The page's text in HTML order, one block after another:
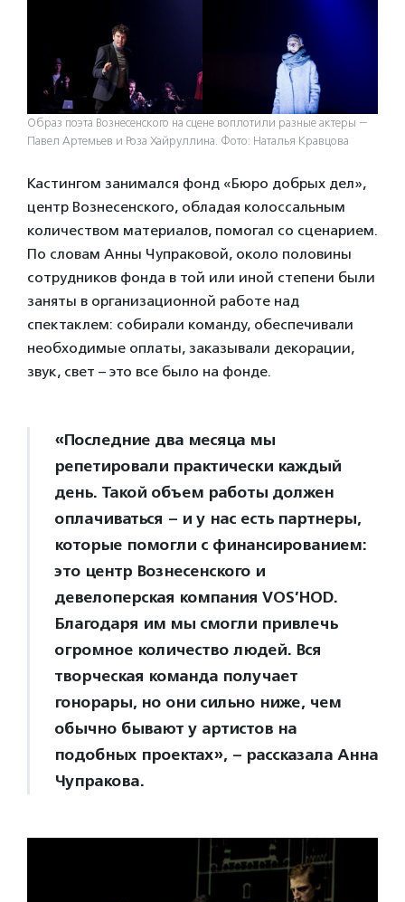
Образ поэта Вознесенского на сцене воплотили разные актеры —
Павел Артемьев и Роза Хайруллина. Фото: Наталья Кравцова
Кастингом занимался фонд «Бюро добрых дел»,
центр Вознесенского, обладая колоссальным
количеством материалов, помогал со сценарием.
По словам Анны Чупраковой, около половины
сотрудников фонда в той или иной степени были
заняты в организационной работе над
спектаклем: собирали команду, обеспечивали
необходимые оплаты, заказывали декорации,
звук, свет – это все было на фонде.
«Последние два месяца мы
репетировали практически каждый
день. Такой объем работы должен
оплачиваться – и у нас есть партнеры,
которые помогли с финансированием:
это центр Вознесенского и
девелоперская компания VOS’HOD.
Благодаря им мы смогли привлечь
огромное количество людей. Вся
творческая команда получает
гонорары, но они сильно ниже, чем
обычно бывают у артистов на
подобных проектах», – рассказала Анна
Чупракова.